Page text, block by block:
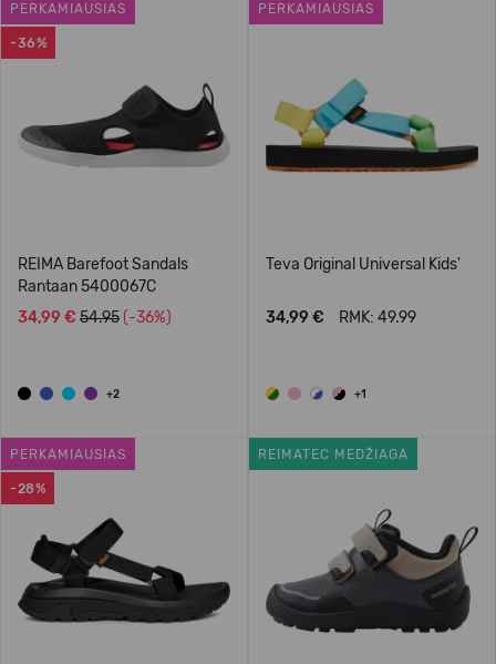
-36%
PERKAMIAUSIAS
REIMA Barefoot Sandals
Rantaan 5400067C
34,99 € 54.95 (-36%)
+2
PERKAMIAUSIAS
Teva Original Universal Kids'
34,99 € RMK: 49.99
+1
-28%
PERKAMIAUSIAS REIMATEC MEDŽIAGA